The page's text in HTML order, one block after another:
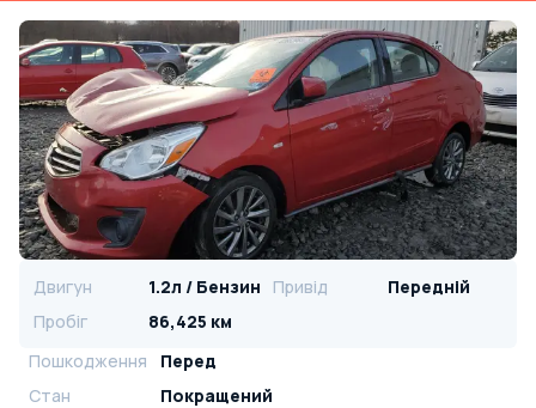
Двигун 1.2л / Бензин Привід
Передній
Пробіг
86,425 км
Пошкодження
Перед
Стан
Покращений